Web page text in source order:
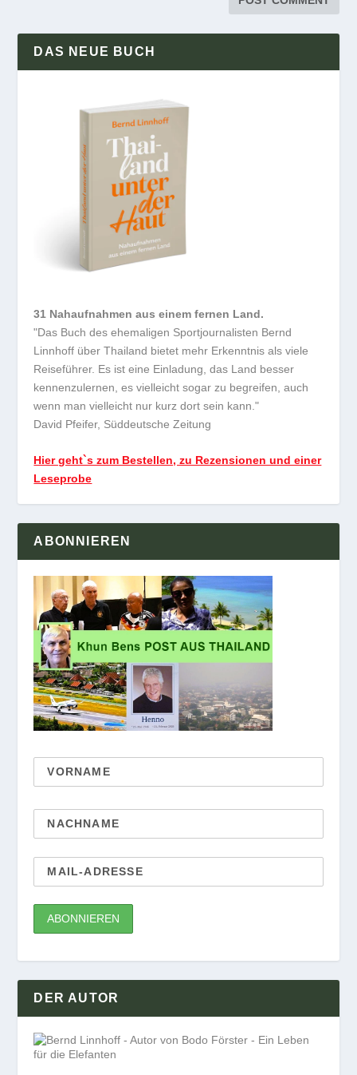
DAS NEUE BUCH
31 Nahaufnahmen aus einem fernen Land.
"Das Buch des ehemaligen Sportjournalisten Bernd
Linnhoff über Thailand bietet mehr Erkenntnis als viele
Reiseführer. Es ist eine Einladung, das Land besser
kennenzulernen, es vielleicht sogar zu begreifen, auch
wenn man vielleicht nur kurz dort sein kann."
David Pfeifer, Süddeutsche Zeitung
Hier geht`s zum Bestellen, zu Rezensionen und einer
Leseprobe
ABONNIEREN
DER AUTOR